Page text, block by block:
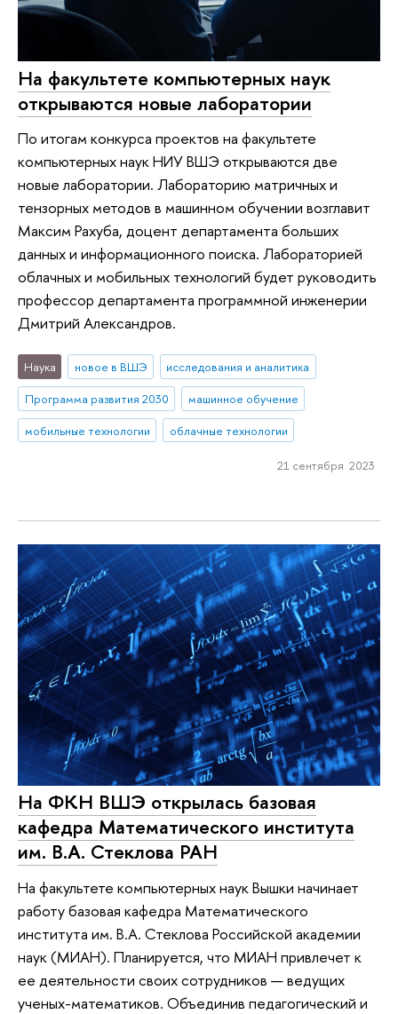
На факультете компьютерных наук
открываются новые лаборатории
По итогам конкурса проектов на факультете
компьютерных наук НИУ ВШЭ открываются две
новые лаборатории. Лабораторию матричных и
тензорных методов в машинном обучении возглавит
Максим Рахуба, доцент департамента больших
данных и информационного поиска. Лабораторией
облачных и мобильных технологий будет руководить
профессор департамента программной инженерии
Дмитрий Александров.
Наука новое в ВШЭ
исследования и аналитика
Программа развития 2030
машинное обучение
мобильные технологии
облачные технологии
21 сентября 2023
На ФКН ВШЭ открылась базовая
кафедра Математического института
им. В.А. Стеклова РАН
На факультете компьютерных наук Вышки начинает
работу базовая кафедра Математического
института им. В.А. Стеклова Российской академии
наук (МИАН). Планируется, что МИАН привлечет к
ее деятельности своих сотрудников — ведущих
ученых-математиков. Объединив педагогический и